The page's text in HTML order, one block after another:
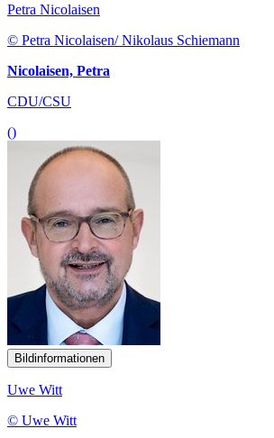
Petra Nicolaisen
© Petra Nicolaisen/ Nikolaus Schiemann
Nicolaisen, Petra
CDU/CSU
()
Bildinformationen
Uwe Witt
© Uwe Witt